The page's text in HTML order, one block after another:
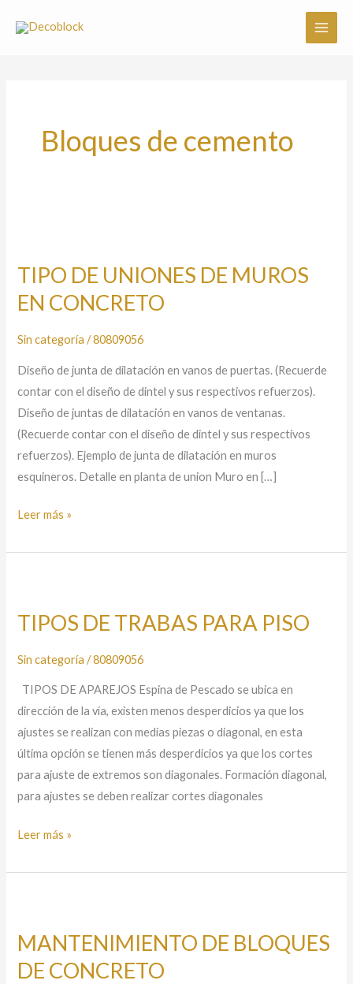
Bloques de cemento
TIPO DE UNIONES DE MUROS
EN CONCRETO
Sin categoría /80809056
Diseño de junta de dilatación en vanos de puertas. (Recuerde
contar con el diseño de dintel y sus respectivos refuerzos).
Diseño de juntas de dilatación en vanos de ventanas.
(Recuerde contar con el diseño de dintel y sus respectivos
refuerzos). Ejemplo de junta de dilatación en muros
esquineros. Detalle en planta de union Muro en […]
UNIONES
DE
EN
Leer más »
TIPOS DE TRABAS PARA PISO
Sin categoría /80809056
TIPOS DE APAREJOS Espina de Pescado se ubica en
dirección de la vía, existen menos desperdicios ya que los
ajustes se realizan con medias piezas o diagonal, en esta
última opción se tienen más desperdicios ya que los cortes
para ajuste de extremos son diagonales. Formación diagonal,
para ajustes se deben realizar cortes diagonales
TRABAS
PISO
Leer más »
MANTENIMIENTO DE BLOQUES
DE CONCRETO
BLOQUES
DE